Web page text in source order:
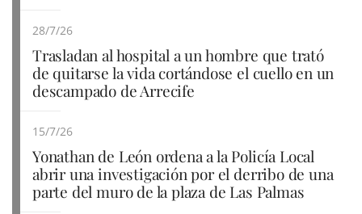
28/7/26
Trasladan al hospital a un hombre que trató
de quitarse la vida cortándose el cuello en un
descampado de Arrecife
15/7/26
Yonathan de León ordena a la Policía Local
abrir una investigación por el derribo de una
parte del muro de la plaza de Las Palmas